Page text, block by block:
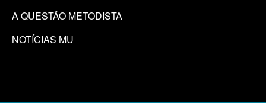
A QUESTÃO METODISTA
NOTÍCIAS MU